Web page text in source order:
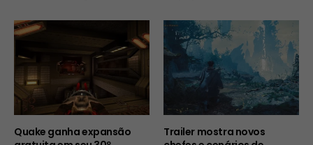
Quake ganha expansão
Trailer mostra novos